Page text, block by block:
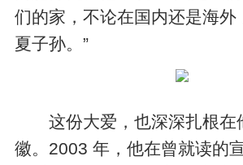
们的家，不论在国内还是海外
夏子孙。”
这份大爱，也深深扎根在
徽。2003 年，他在曾就读的